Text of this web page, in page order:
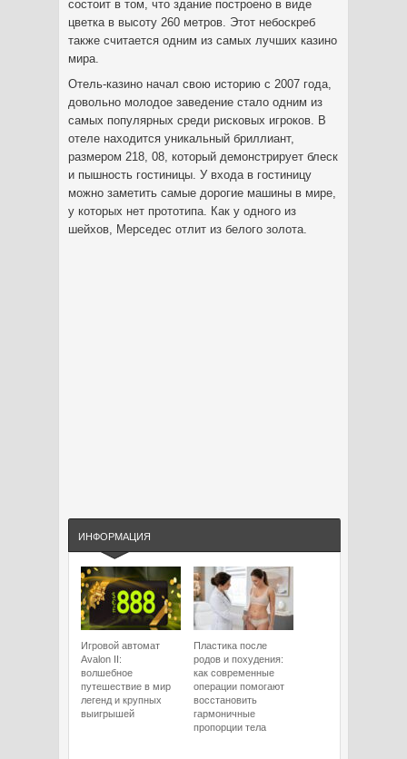
состоит в том, что здание построено в виде
цветка в высоту 260 метров. Этот небоскреб
также считается одним из самых лучших казино
мира.
Отель-казино начал свою историю с 2007 года,
довольно молодое заведение стало одним из
самых популярных среди рисковых игроков. В
отеле находится уникальный бриллиант,
размером 218, 08, который демонстрирует блеск
и пышность гостиницы. У входа в гостиницу
можно заметить самые дорогие машины в мире,
у которых нет прототипа. Как у одного из
шейхов, Мерседес отлит из белого золота.
ИНФОРМАЦИЯ
Игровой автомат
Avalon II:
волшебное
путешествие в мир
легенд и крупных
выигрышей
Пластика после
родов и похудения:
как современные
операции помогают
восстановить
гармоничные
пропорции тела